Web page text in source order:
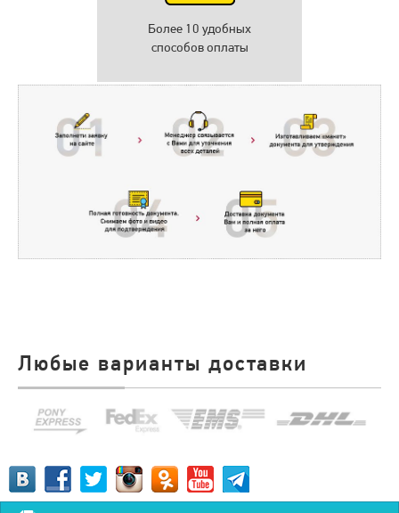
Более 10 удобных
способов оплаты
Любые варианты доставки